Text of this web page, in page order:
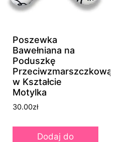
Poszewka
Bawełniana na
Poduszkę
Przeciwzmarszczkową
w Kształcie
Motylka
30.00zł
Dodaj do